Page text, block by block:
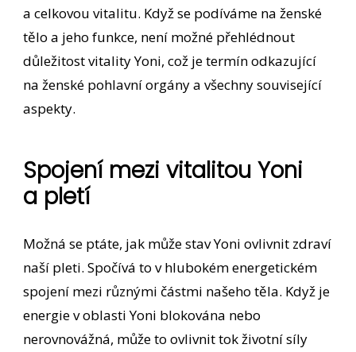
a celkovou vitalitu. Když se podíváme na ženské
tělo a jeho funkce, není možné přehlédnout
důležitost vitality Yoni, což je termín odkazující
na ženské pohlavní orgány a všechny související
aspekty.
Spojení mezi vitalitou Yoni
a pletí
Možná se ptáte, jak může stav Yoni ovlivnit zdraví
naší pleti. Spočívá to v hlubokém energetickém
spojení mezi různými částmi našeho těla. Když je
energie v oblasti Yoni blokována nebo
nerovnovážná, může to ovlivnit tok životní síly